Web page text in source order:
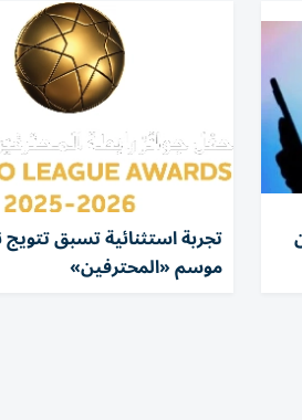
تجربة استثنائية تسبق
موسم «المحترفين»